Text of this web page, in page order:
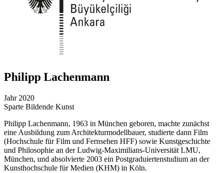
Philipp Lachenmann
Jahr 2020
Sparte Bildende Kunst
Philipp Lachenmann, 1963 in München geboren, machte zunächst
eine Ausbildung zum Architekturmodellbauer, studierte dann Film
(Hochschule für Film und Fernsehen HFF) sowie Kunstgeschichte
und Philosophie an der Ludwig-Maximilians-Universität LMU,
München, und absolvierte 2003 ein Postgraduiertenstudium an der
Kunsthochschule für Medien (KHM) in Köln.